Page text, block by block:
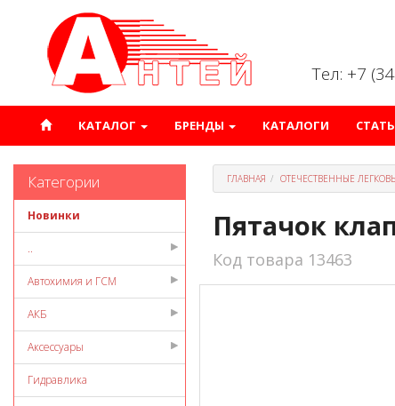
Тел: +7
КАТАЛОГ БРЕНДЫ КАТАЛОГИ
Категории
Новинки
..
Автохимия и ГСМ
АКБ
Аксессуары
Гидравлика
ГЛАВНАЯ ОТЕЧЕСТВЕННЫЕ
Пятачок
Код товара 13463